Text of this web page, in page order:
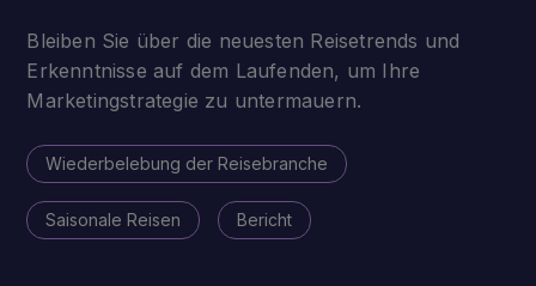
Bleiben Sie über die neuesten Reisetrends und
Erkenntnisse auf dem Laufenden, um Ihre
Marketingstrategie zu untermauern.
Wiederbelebung der Reisebranche
Saisonale Reisen Bericht